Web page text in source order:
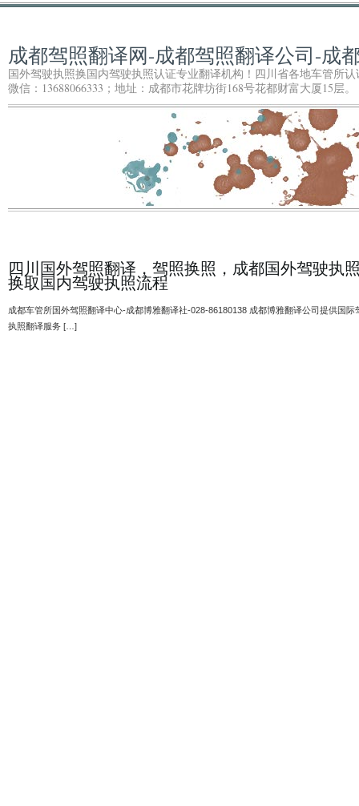
成都驾照翻译网-成都驾照翻译公司-成
国外驾驶执照换国内驾驶执照认证专业翻译机构！四川省各地车管所
微信：13688066333；地址：成都市花牌坊街168号花都财富大厦15层。
四川国外驾照翻译，驾照换照，成都国外驾驶执
换取国内驾驶执照流程
成都车管所国外驾照翻译中心-成都博雅翻译社-028-86180138 成都博雅翻译公司提供国际
执照翻译服务 […]